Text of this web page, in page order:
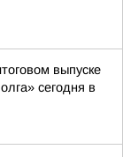
выпуске
сегодня в